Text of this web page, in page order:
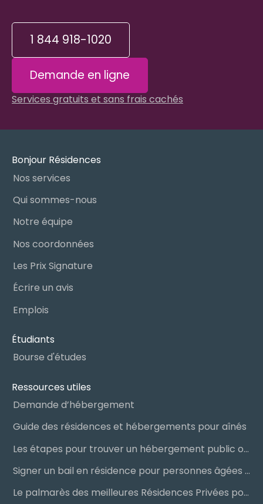
1 844 918-1020
Demande en ligne
Services gratuits et sans frais cachés
Bonjour Résidences
Nos services
Qui sommes-nous
Notre équipe
Nos coordonnées
Les Prix Signature
Écrire un avis
Emplois
Étudiants
Bourse d'études
Ressources utiles
Demande d’hébergement
Guide des résidences et hébergements pour aînés
Les étapes pour trouver un hébergement public ou privé
Signer un bail en résidence pour personnes âgées (RPA) : ce qu’il faut savoir
Le palmarès des meilleures Résidences Privées pour Aînés (RPA)